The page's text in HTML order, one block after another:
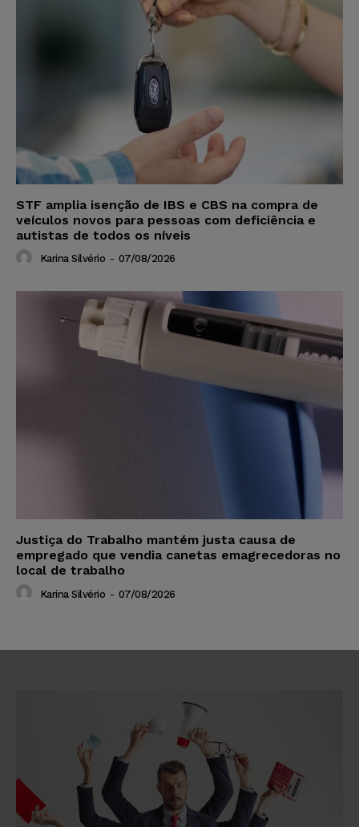
STF amplia isenção de IBS e CBS na compra de
veículos novos para pessoas com deficiência e
autistas de todos os níveis
Karina Silvério - 07/08/2026
Justiça do Trabalho mantém justa causa de
empregado que vendia canetas emagrecedoras no
local de trabalho
Karina Silvério - 07/08/2026